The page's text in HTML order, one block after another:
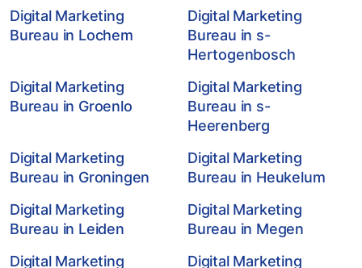
Digital Marketing
Bureau in Lochem
Digital Marketing
Bureau in s-
Hertogenbosch
Digital Marketing
Bureau in Groenlo
Digital Marketing
Bureau in s-
Heerenberg
Digital Marketing
Bureau in Groningen
Digital Marketing
Bureau in Heukelum
Digital Marketing
Bureau in Leiden
Digital Marketing
Bureau in Megen
Digital Marketing
Digital Marketing